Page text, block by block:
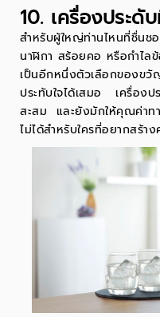
10. เครื่องประดั
สำหรับผู้ใหญ่ท่านไหนที่ชื่
นาฬิกา สร้อยคอ หรือกำไล
เป็นอีกหนึ่งตัวเลือกของขวั
ประทับใจได้เสมอ เครื่องป
สะสม และยังมักให้คุณค่าท
ไม่ได้สำหรับใครที่อยากสร้า